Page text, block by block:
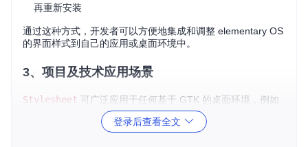
再重新安装
通过这种方式，开发者可以方便地集成和调整 elementary OS
的界面样式到自己的应用或桌面环境中。
3、项目及技术应用场景
Stylesheet 可广泛应用于任何基于 GTK 的桌面环境，例如
GNOME、XFCE 或 MATE。无论是个人用户希望个性化自己
的桌面，还是开发者想要给应用赋予 elementary OS 界面风
登录后查看全文